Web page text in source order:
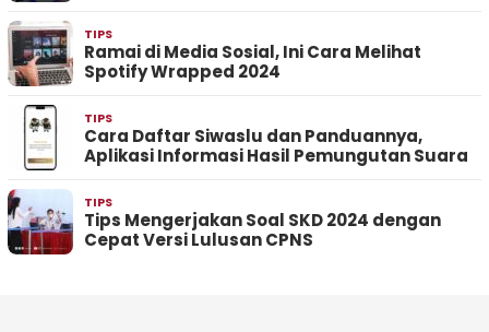
TIPS
Ramai di Media Sosial, Ini Cara Melihat
Spotify Wrapped 2024
TIPS
Cara Daftar Siwaslu dan Panduannya,
Aplikasi Informasi Hasil Pemungutan Suara
TIPS
Tips Mengerjakan Soal SKD 2024 dengan
Cepat Versi Lulusan CPNS